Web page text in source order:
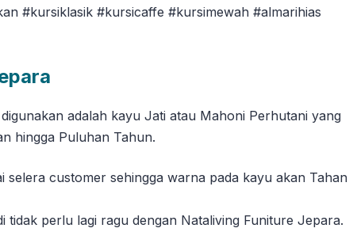
#kursiklasik #kursicaffe #kursimewah #almarihias
adalah kayu Jati atau Mahoni Perhutani yang
hingga Puluhan Tahun.
customer sehingga warna pada kayu akan Tahan
perlu lagi ragu dengan Nataliving Funiture Jepara.